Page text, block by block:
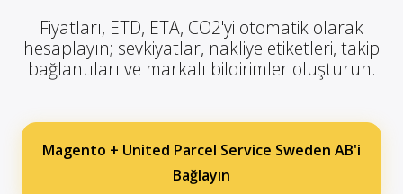
Fiyatları, ETD, ETA, CO2'yi otomatik olarak
hesaplayın; sevkiyatlar, nakliye etiketleri, takip
bağlantıları ve markalı bildirimler oluşturun.
Magento + United Parcel Service Sweden AB'i
Bağlayın